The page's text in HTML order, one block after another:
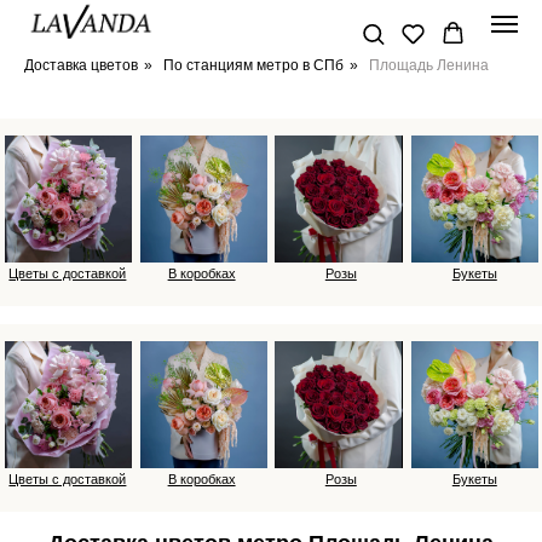
Доставка цветов » По станциям метро в СПб » Площадь Ленина
В коробках Букеты
Розы
Цветы с доставкой
В коробках Букеты
Розы
Цветы с доставкой